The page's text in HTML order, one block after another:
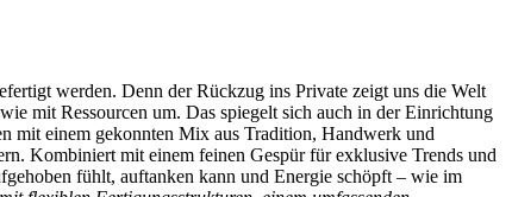
werden. Denn der Rückzug ins Private zeigt uns die Welt
mit Ressourcen um. Das spiegelt sich auch in der Einrichtung
mit einem gekonnten Mix aus Tradition, Handwerk und
Kombiniert mit einem feinen Gespür für exklusive Trends und
fühlt, auftanken kann und Energie schöpft – wie im